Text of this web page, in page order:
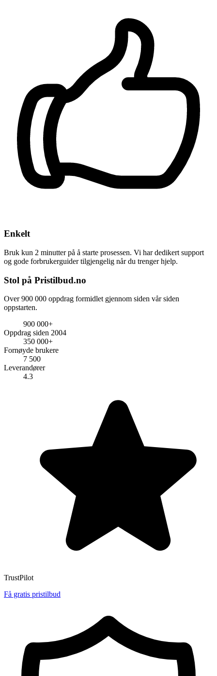
Enkelt
Bruk kun 2 minutter på å starte prosessen. Vi har dedikert support
og gode forbrukerguider tilgjengelig når du trenger hjelp.
Stol på Pristilbud.no
Over 900 000 oppdrag formidlet gjennom siden vår siden
oppstarten.
900 000+
Oppdrag siden 2004
350 000+
Fornøyde brukere
7 500
Leverandører
4.3
TrustPilot
Få gratis pristilbud